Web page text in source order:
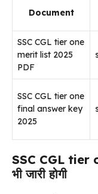
Document
SSC CGL tier one
merit list 2025
PDF
SSC CGL tier one
final answer key
2025
SSC CGL tier
भी जारी होगी